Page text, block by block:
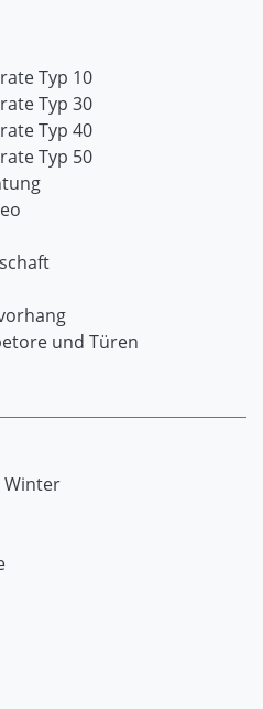
Typ 10
Typ 30
Typ 40
Typ 50
und Türen
Winter